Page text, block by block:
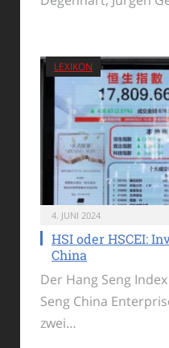
LEXIKON
4. JUNI 2024
HSI oder HSCEI:
China
Der Hang Seng
Seng China
zwei…